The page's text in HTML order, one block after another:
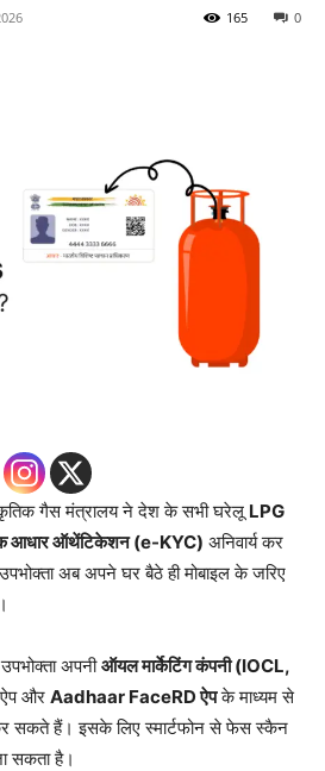
0
165
गैस मंत्रालय ने देश के सभी घरेलू LPG
आधार ऑथेंटिकेशन (e-KYC) अनिवार्य कर
अब अपने घर बैठे ही मोबाइल के जरिए
अपनीऑयल मार्केटिंग कंपनी (IOCL,
और Aadhaar FaceRD ऐपके माध्यम से
सकते हैं। इसके लिए स्मार्टफोन से फेस स्कैन
सकता है।